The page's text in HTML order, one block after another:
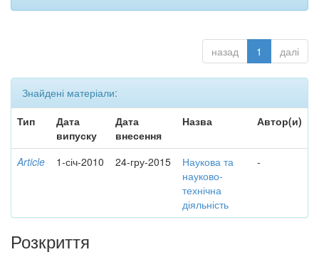
назад 1 далі
Знайдені матеріали:
Тип
Дата
випуску
Дата
внесення
Назва Автор(и)
Article 1-січ-2010 24-гру-2015
Наукова та
науково-
технічна
діяльність
-
Розкриття